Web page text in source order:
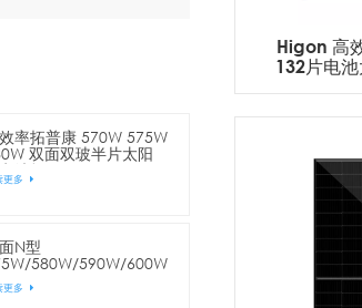
Higon 高
132片电
率拓普康 570W 575W
双面双玻半片太阳
池板
更多
N型
580W/590W/600W
片电池半片太阳能电池
更多